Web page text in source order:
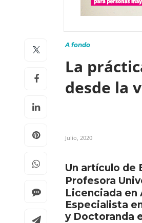
A fondo
La
desde la
Julio, 2020
Un artículo de
Profesora
Licenciada en
Especialista
y Doctoranda